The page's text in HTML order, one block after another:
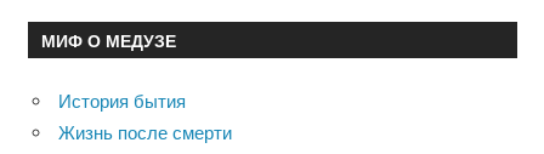
МИФ О МЕДУЗЕ
История бытия
Жизнь после смерти